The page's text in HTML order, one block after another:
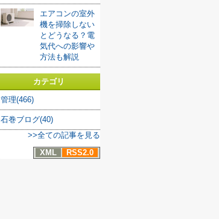
エアコンの室外
機を掃除しない
とどうなる？電
気代への影響や
方法も解説
カテゴリ
管理(466)
石巻ブログ(40)
>>全ての記事を見る
XML
RSS2.0